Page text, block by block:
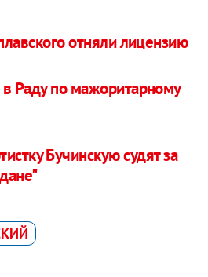
отняли лицензию
Раду по мажоритарному
Бучинскую судят за